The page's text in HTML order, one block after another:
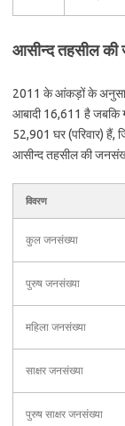
आसीन्द तहसील
2011 के आंकड़ों के
आबादी 16,611 है जबकि
52,901 घर (परिवार) हैं,
आसीन्द तहसील की
विवरण
कुल जनसंख्या
पुरुष जनसंख्या
महिला जनसंख्या
साक्षर जनसंख्या
पुरुष साक्षर जनसंख्या